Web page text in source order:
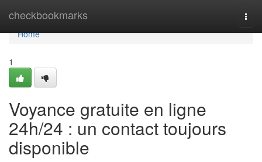
checkbookmarks
Home
Home
1
Voyance gratuite en ligne
24h/24 : un contact toujours
disponible